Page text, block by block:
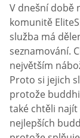
V dnešní době
komunitě
služba má
seznamování.
největším
Proto si jejich
protože
také chtěli najít
nejlepších